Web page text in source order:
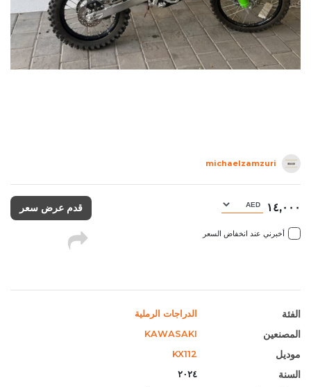
michaelzamzuri
١٤,٠٠٠
أخبرني عند انخفاض السعر
قدم عرض سعر
الفئة الدراجات الرملية
المصنعين KAWASAKI
موديل KX112
السنة ٢٠٢٤